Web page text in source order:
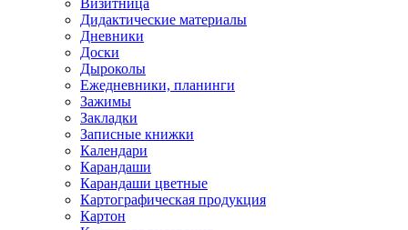
Визитница
Дидактические материалы
Дневники
Доски
Дыроколы
Ежедневники, планинги
Зажимы
Закладки
Записные книжки
Календари
Карандаши
Карандаши цветные
Картографическая продукция
Картон